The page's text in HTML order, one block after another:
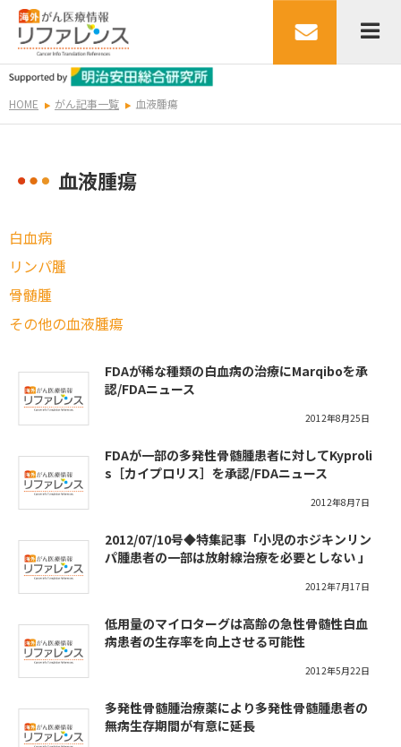
HOME がん記事一覧 血液腫瘍
血液腫瘍
白血病
リンパ腫
骨髄腫
その他の血液腫瘍
FDAが稀な種類の白血病の治療にMarqiboを承
認/FDAニュース
2012年8月25日
FDAが一部の多発性骨髄腫患者に対してKyproli
s［カイプロリス］を承認/FDAニュース
2012年8月7日
2012/07/10号◆特集記事「小児のホジキンリン
パ腫患者の一部は放射線治療を必要としない 」
2012年7月17日
低用量のマイロターグは高齢の急性骨髄性白血
病患者の生存率を向上させる可能性
2012年5月22日
多発性骨髄腫治療薬により多発性骨髄腫患者の
無病生存期間が有意に延長